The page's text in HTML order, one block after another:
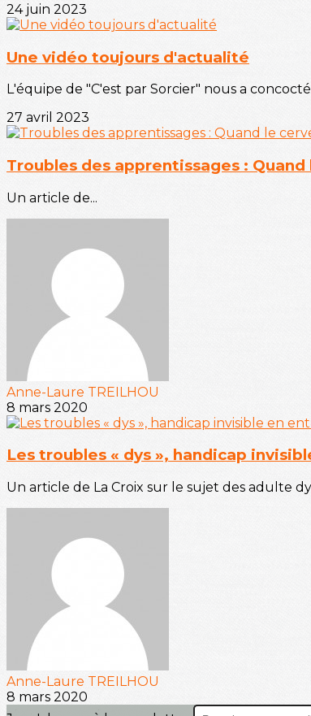
24 juin 2023
Une vidéo toujours d'actualité
L'équipe de "C'est par Sorcier" nous a
27 avril 2023
Troubles des apprentissages :
Un article de...
Anne-Laure TREILHOU
8 mars 2020
Les troubles « dys », handicap
Un article de La Croix sur le sujet des adulte
Anne-Laure TREILHOU
8 mars 2020